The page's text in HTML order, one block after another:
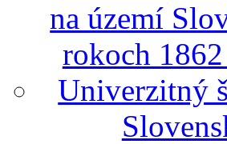
na území
rokoch
Univerzitný